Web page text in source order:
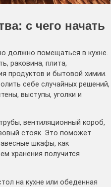
с чего начать
должно помещаться в кухне.
раковина, плита,
продуктов и бытовой химии.
себе случайных решений,
выступы, уголки и
вентиляционный короб,
стояк. Это поможет
шкафы, как
хранения получится
на кухне или обеденная